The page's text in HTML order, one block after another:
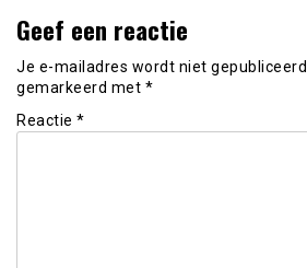
Geef een reactie
Je e-mailadres wordt niet gepubliceerd.
gemarkeerd met *
Reactie *